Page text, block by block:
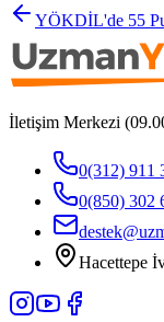
YÖKDİL'de 55
İletişim Merkezi
0(312) 911
0(850) 302
Hacettepe